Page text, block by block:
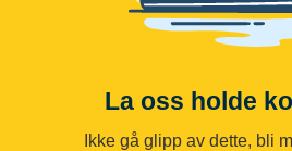
La oss holde
Ikke gå glipp av dette, bli